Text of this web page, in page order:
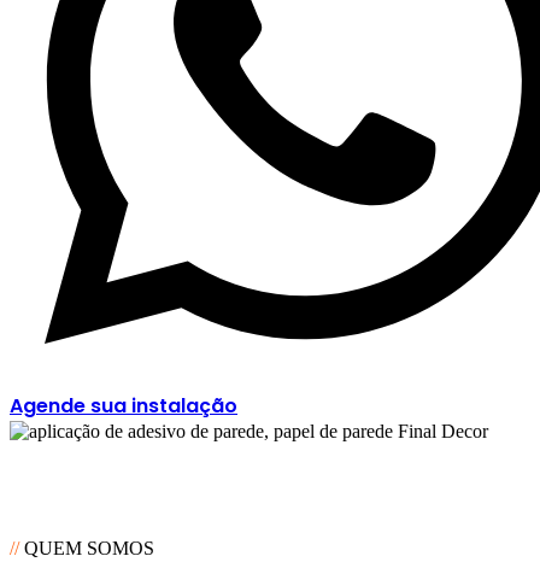
Agende sua instalação
18+
//QUEM SOMOS